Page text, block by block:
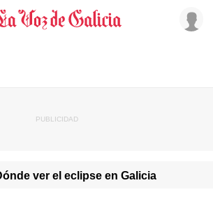
ver el eclipse en Galicia